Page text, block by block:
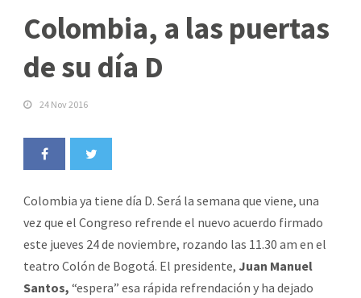
Colombia, a las puertas
de su día D
24 Nov 2016
Colombia ya tiene día D. Será la semana que viene, una
vez que el Congreso refrende el nuevo acuerdo firmado
este jueves 24 de noviembre, rozando las 11.30 am en el
teatro Colón de Bogotá. El presidente, Juan Manuel
Santos, “espera” esa rápida refrendación y ha dejado